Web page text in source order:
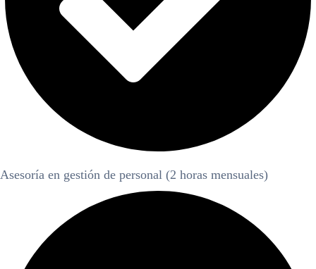
Asesoría en gestión de personal (2 horas mensuales)